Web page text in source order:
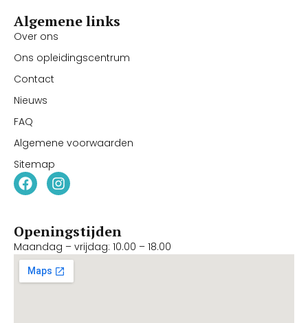
Algemene links
Over ons
Ons opleidingscentrum
Contact
Nieuws
FAQ
Algemene voorwaarden
Sitemap
Openingstijden
Maandag – vrijdag: 10.00 – 18.00